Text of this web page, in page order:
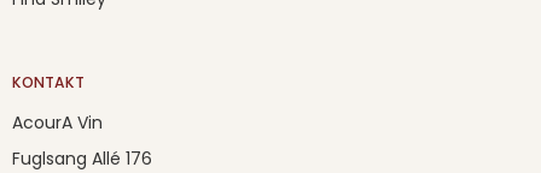
KONTAKT
AcourA Vin
Fuglsang Allé 176